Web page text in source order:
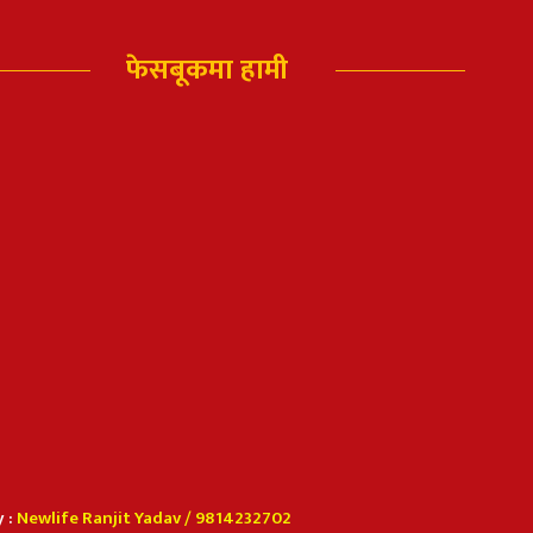
फेसबूकमा हामी
: Newlife Ranjit Yadav /9814232702